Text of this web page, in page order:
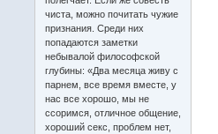
чиста, можно почитать чужие
признания. Среди них
попадаются заметки
небывалой философской
глубины: «Два месяца живу с
парнем, все время вместе, у
нас все хорошо, мы не
ссоримся, отличное общение,
хороший секс, проблем нет,